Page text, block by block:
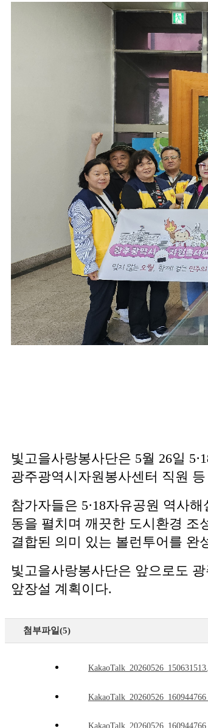
빛고을사랑봉사단은 5월 26일
광주광역시자원봉사센터 직원
참가자들은 5·18자유공원 역사
동을 펼치며 깨끗한 도시환경 조
결합된 의미 있는 볼런투어를 완
빛고을사랑봉사단은 앞으로도
앞장설 계획이다.
첨부파일(5)